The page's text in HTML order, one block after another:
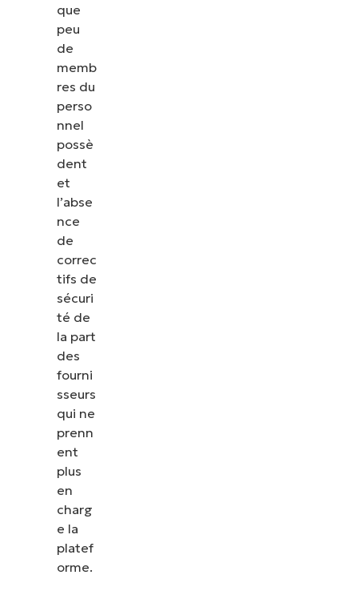
que
peu
de
memb
res du
perso
nnel
possè
dent
et
l’abse
nce
de
correc
tifs de
sécuri
té de
la part
des
fourni
sseurs
qui ne
prenn
ent
plus
en
charg
e la
platef
orme.